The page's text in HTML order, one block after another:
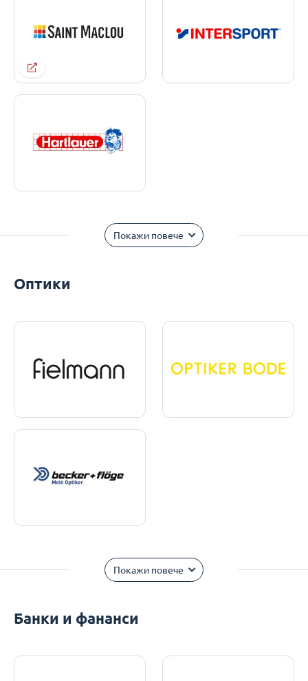
Покажи повече
Оптики
Покажи повече
Банки и фананси